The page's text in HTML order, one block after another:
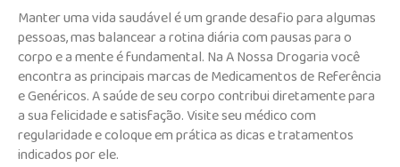
Manter uma vida saudável é um grande desafio para algumas
pessoas, mas balancear a rotina diária com pausas para o
corpo e a mente é fundamental. Na A Nossa Drogaria você
encontra as principais marcas de Medicamentos de Referência
e Genéricos. A saúde de seu corpo contribui diretamente para
a sua felicidade e satisfação. Visite seu médico com
regularidade e coloque em prática as dicas e tratamentos
indicados por ele.